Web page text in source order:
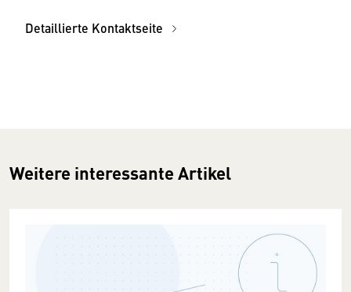
Detaillierte Kontaktseite
Weitere interessante Artikel